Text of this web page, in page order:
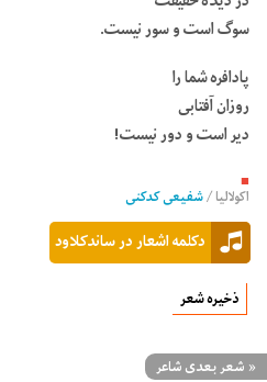
سوگ است و سور نیست.
پادافره شما را
روزان آفتابی
دیر است و دور نیست!
■
اکولالیا/شفیعی کدکنی
دکلمه اشعار در ساندکلاود
ذخیره شعر
« شعر بعدی شاعر